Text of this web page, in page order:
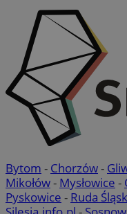
Bytom - Chorzów-
Mikołów- Mysłowice -
Pyskowice - Ruda